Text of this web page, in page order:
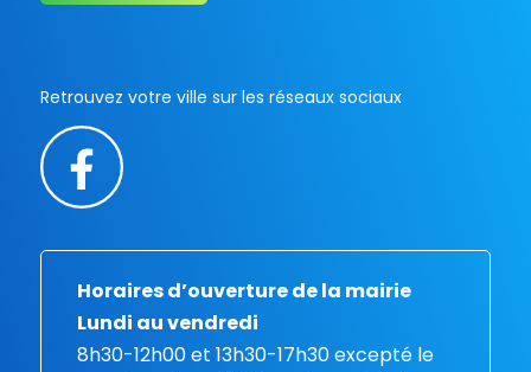
Retrouvez votre ville sur les réseaux sociaux
Horaires d’ouverture de la mairie
Lundi au vendredi
8h30-12h00 et 13h30-17h30 excepté le